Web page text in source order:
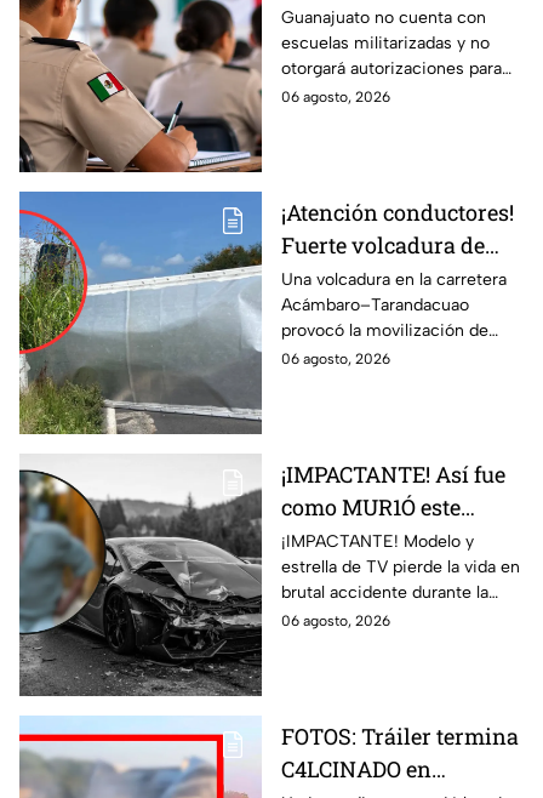
sus estudios en
Bachillerato
Militarizado en
Guanajuato
Guanajuato no cuenta con
escuelas militarizadas y no
otorgará autorizaciones para
sus operaciones.
06 agosto, 2026
¡Atención conductores!
Fuerte volcadura de
camión de carga
paraliza el tráfico en
carretera de
Guanajuato
Una volcadura en la carretera
Acámbaro–Tarandacuao
provocó la movilización de
socorristas.
06 agosto, 2026
¡IMPACTANTE! Así fue
como MUR1Ó este
MODELO y estrella de
TV en BRUTAL
ACCIDENTE en la
grabación de un
¡IMPACTANTE! Modelo y
estrella de TV pierde la vida en
brutal accidente durante la
grabación de un comercial de
06 agosto, 2026
FOTOS: Tráiler termina
C4LCINADO en